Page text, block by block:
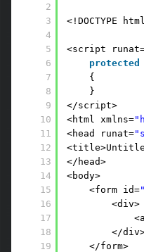
2
3
4
5
6
7
8
9
10
11
12
13
14
15
16
17
18
19
<!DOCTYPE
<script
protected
{
}
</script>
<html xmlns=
<head runat=
</head>
<body>
<form id=
<div>
</
</form>